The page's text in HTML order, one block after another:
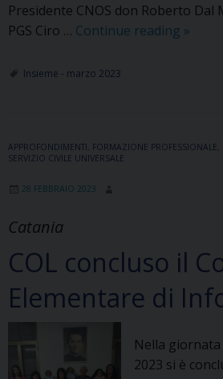
Presidente CNOS don Roberto Dal
PGS Ciro … Continue reading »
Insieme - marzo 2023
APPROFONDIMENTI FORMAZIONE PROFESSIONALE
SERVIZIO CIVILE UNIVERSALE
28 FEBBRAIO 2023
Catania
COL concluso il
Elementare di
Nella
2023 si è